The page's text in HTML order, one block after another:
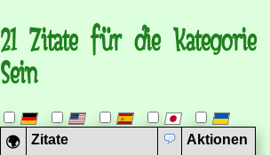
21 Zitate für die Kategorie
Sein
🌍 Zitate Aktionen